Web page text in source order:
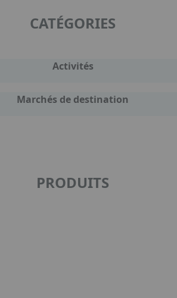
CATÉGORIES
Activités
Marchés de destination
PRODUITS